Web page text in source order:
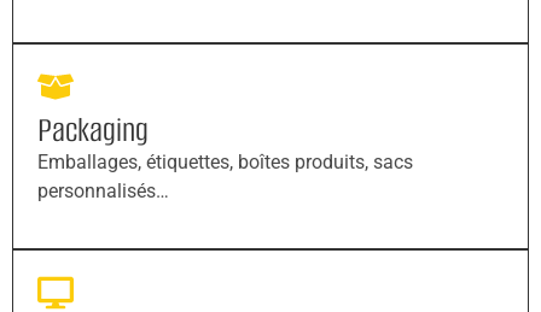
Packaging
Emballages, étiquettes, boîtes produits, sacs
personnalisés…